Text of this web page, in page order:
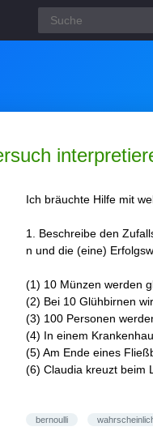
Ich bräuchte Hilfe mit
1. Beschreibe den
n und die (eine)
(1) 10 Münzen werden
(2) Bei 10 Glühbirnen
(3) 100 Personen
(4) In einem
(5) Am Ende eines
(6) Claudia kreuzt beim
bernoulli